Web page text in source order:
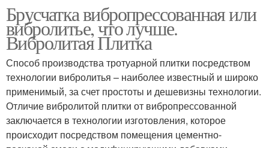
Брусчатка вибропрессованная или
вибролитье, что лучше.
Вибролитая Плитка
Способ производства тротуарной плитки посредством
технологии вибролитья – наиболее известный и широко
применимый, за счет простоты и дешевизны технологии.
Отличие вибролитой плитки от вибропрессованной
заключается в технологии изготовления, которое
происходит посредством помещения цементно-